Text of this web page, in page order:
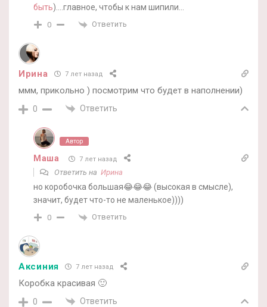
быть)….главное, чтобы к нам шипили…
0 Ответить
Ирина 7 лет назад
ммм, прикольно ) посмотрим что будет в наполнении)
0 Ответить
Автор
Маша 7 лет назад
Ответить на Ирина
но коробочка большая😂😂😂 (высокая в смысле),
значит, будет что-то не маленькое))))
0 Ответить
Аксиния 7 лет назад
Коробка красивая 🙂
0 Ответить